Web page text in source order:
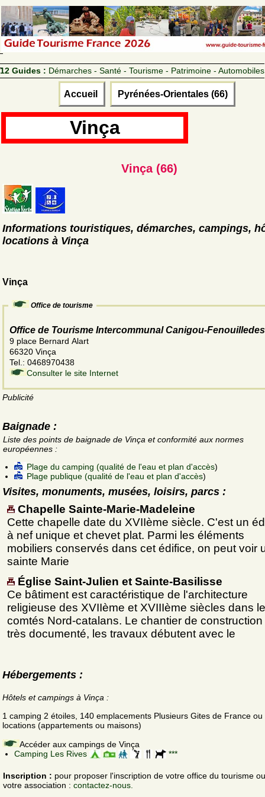
12 Guides : Démarches - Santé - Tourisme - Patrimoine - Automobiles
Accueil Pyrénées-Orientales (66)
Vinça
Vinça (66)
Informations touristiques, démarches, campings,
locations à Vinça
Vinça
Office de tourisme
Office de Tourisme Intercommunal Canigou-Fenouilledes
9 place Bernard Alart
66320 Vinça
Tel.: 0468970438
Consulter le site Internet
Publicité
Baignade :
Liste des points de baignade de Vinça et conformité aux normes
européennes :
Plage du camping (qualité de l'eau et plan d'accès)
Plage publique (qualité de l'eau et plan d'accès)
Visites, monuments, musées, loisirs, parcs :
Chapelle Sainte-Marie-Madeleine
Cette chapelle date du XVIIème siècle. C'est un
à nef unique et chevet plat. Parmi les éléments
mobiliers conservés dans cet édifice, on peut voir
sainte Marie
Église Saint-Julien et Sainte-Basilisse
Ce bâtiment est caractéristique de l'architecture
religieuse des XVIIème et XVIIIème siècles dans
comtés Nord-catalans. Le chantier de construction
très documenté, les travaux débutent avec le
Hébergements :
Hôtels et campings à Vinça :
1 camping 2 étoiles, 140 emplacements Plusieurs Gites de France ou
locations (appartements ou maisons)
Accéder aux campings de Vinça
Camping Les Rives
***
Inscription : pour proposer l'inscription de votre office du tourisme
votre association : contactez-nous.